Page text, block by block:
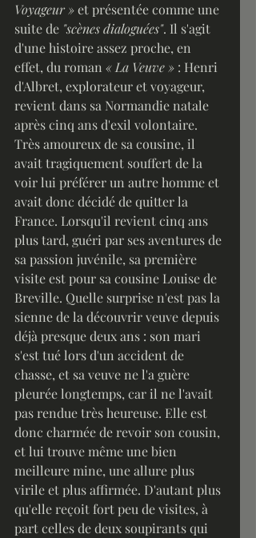
Voyageur » et présentée comme une
suite de "scènes dialoguées". Il s'agit
d'une histoire assez proche, en
effet, du roman « La Veuve » : Henri
d'Albret, explorateur et voyageur,
revient dans sa Normandie natale
après cinq ans d'exil volontaire.
Très amoureux de sa cousine, il
avait tragiquement souffert de la
voir lui préférer un autre homme et
avait donc décidé de quitter la
France. Lorsqu'il revient cinq ans
plus tard, guéri par ses aventures de
sa passion juvénile, sa première
visite est pour sa cousine Louise de
Breville. Quelle surprise n'est pas la
sienne de la découvrir veuve depuis
déjà presque deux ans : son mari
s'est tué lors d'un accident de
chasse, et sa veuve ne l'a guère
pleurée longtemps, car il ne l'avait
pas rendue très heureuse. Elle est
donc charmée de revoir son cousin,
et lui trouve même une bien
meilleure mine, une allure plus
virile et plus affirmée. D'autant plus
qu'elle reçoit fort peu de visites, à
part celles de deux soupirants qui